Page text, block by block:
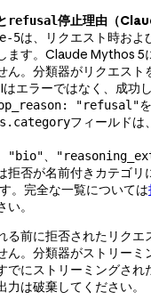
refusal停止理由（
5は、リクエスト時およ
ます。Claude Mythos 5
ん。分類器がリクエスト
エラーではなく、成功
"refusal"
フィールドは
"bio"、
拒否が名前付きカテゴリ
。完全な一覧については
。
る前に拒否されたリクエ
ん。分類器がストリーミ
でにストリーミングされ
力は破棄してください。